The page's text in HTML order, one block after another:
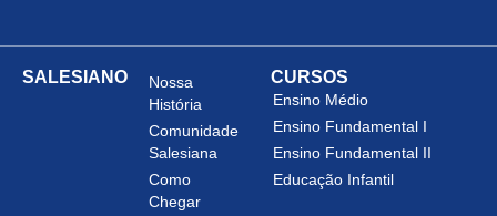
SALESIANO
Nossa
História
Comunidade
Salesiana
Como
Chegar
CURSOS
Ensino Médio
Ensino Fundamental I
Ensino Fundamental II
Educação Infantil